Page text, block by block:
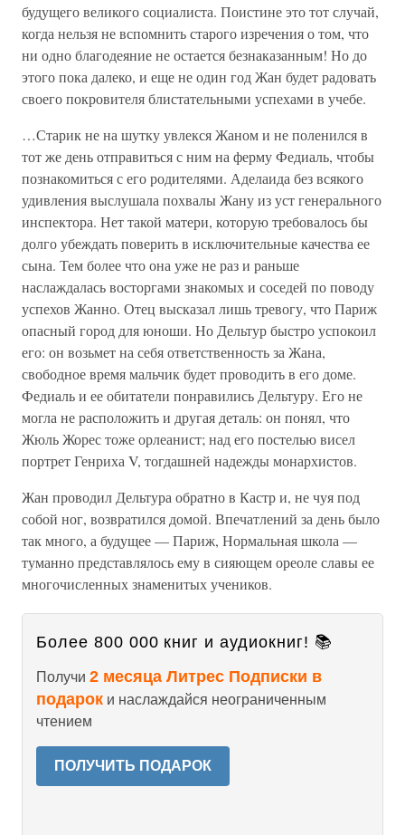
будущего великого социалиста. Поистине это тот случай,
когда нельзя не вспомнить старого изречения о том, что
ни одно благодеяние не остается безнаказанным! Но до
этого пока далеко, и еще не один год Жан будет радовать
своего покровителя блистательными успехами в учебе.
…Старик не на шутку увлекся Жаном и не поленился в
тот же день отправиться с ним на ферму Федиаль, чтобы
познакомиться с его родителями. Аделаида без всякого
удивления выслушала похвалы Жану из уст генерального
инспектора. Нет такой матери, которую требовалось бы
долго убеждать поверить в исключительные качества ее
сына. Тем более что она уже не раз и раньше
наслаждалась восторгами знакомых и соседей по поводу
успехов Жанно. Отец высказал лишь тревогу, что Париж
опасный город для юноши. Но Дельтур быстро успокоил
его: он возьмет на себя ответственность за Жана,
свободное время мальчик будет проводить в его доме.
Федиаль и ее обитатели понравились Дельтуру. Его не
могла не расположить и другая деталь: он понял, что
Жюль Жорес тоже орлеанист; над его постелью висел
портрет Генриха V, тогдашней надежды монархистов.
Жан проводил Дельтура обратно в Кастр и, не чуя под
собой ног, возвратился домой. Впечатлений за день было
так много, а будущее — Париж, Нормальная школа —
туманно представлялось ему в сияющем ореоле славы ее
многочисленных знаменитых учеников.
Более 800 000 книг и аудиокниг! 📚
Получи 2 месяца Литрес Подписки в
подарок и наслаждайся неограниченным
чтением
ПОЛУЧИТЬ ПОДАРОК